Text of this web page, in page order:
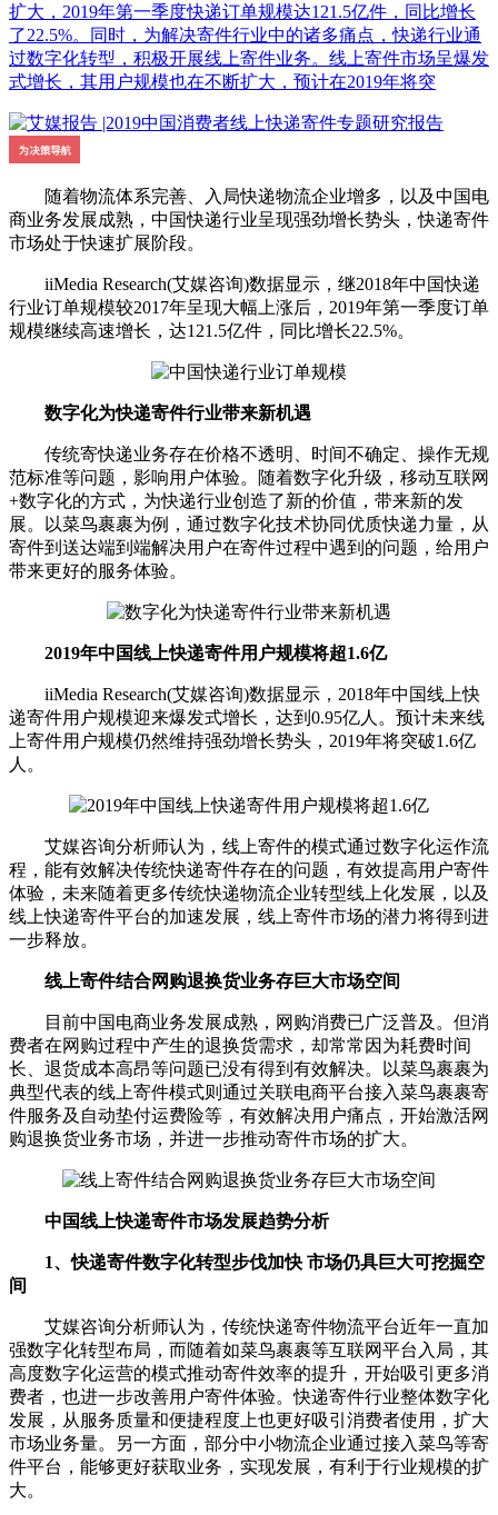
扩大，2019年第一季度快递订单规模达121.5亿件，同比增长
了22.5%。同时，为解决寄件行业中的诸多痛点，快递行业通
过数字化转型，积极开展线上寄件业务。线上寄件市场呈爆发
式增长，其用户规模也在不断扩大，预计在2019年将突
随着物流体系完善、入局快递物流企业增多，以及中国电
商业务发展成熟，中国快递行业呈现强劲增长势头，快递寄件
市场处于快速扩展阶段。
iiMedia Research(艾媒咨询)数据显示，继2018年中国快递
行业订单规模较2017年呈现大幅上涨后，2019年第一季度订单
规模继续高速增长，达121.5亿件，同比增长22.5%。
数字化为快递寄件行业带来新机遇
传统寄快递业务存在价格不透明、时间不确定、操作无规
范标准等问题，影响用户体验。随着数字化升级，移动互联网
+数字化的方式，为快递行业创造了新的价值，带来新的发
展。以菜鸟裹裹为例，通过数字化技术协同优质快递力量，从
寄件到送达端到端解决用户在寄件过程中遇到的问题，给用户
带来更好的服务体验。
2019年中国线上快递寄件用户规模将超1.6亿
iiMedia Research(艾媒咨询)数据显示，2018年中国线上快
递寄件用户规模迎来爆发式增长，达到0.95亿人。预计未来线
上寄件用户规模仍然维持强劲增长势头，2019年将突破1.6亿
人。
艾媒咨询分析师认为，线上寄件的模式通过数字化运作流
程，能有效解决传统快递寄件存在的问题，有效提高用户寄件
体验，未来随着更多传统快递物流企业转型线上化发展，以及
线上快递寄件平台的加速发展，线上寄件市场的潜力将得到进
一步释放。
线上寄件结合网购退换货业务存巨大市场空间
目前中国电商业务发展成熟，网购消费已广泛普及。但消
费者在网购过程中产生的退换货需求，却常常因为耗费时间
长、退货成本高昂等问题已没有得到有效解决。以菜鸟裹裹为
典型代表的线上寄件模式则通过关联电商平台接入菜鸟裹裹寄
件服务及自动垫付运费险等，有效解决用户痛点，开始激活网
购退换货业务市场，并进一步推动寄件市场的扩大。
中国线上快递寄件市场发展趋势分析
1、快递寄件数字化转型步伐加快 市场仍具巨大可挖掘空
间
艾媒咨询分析师认为，传统快递寄件物流平台近年一直加
强数字化转型布局，而随着如菜鸟裹裹等互联网平台入局，其
高度数字化运营的模式推动寄件效率的提升，开始吸引更多消
费者，也进一步改善用户寄件体验。快递寄件行业整体数字化
发展，从服务质量和便捷程度上也更好吸引消费者使用，扩大
市场业务量。另一方面，部分中小物流企业通过接入菜鸟等寄
件平台，能够更好获取业务，实现发展，有利于行业规模的扩
大。